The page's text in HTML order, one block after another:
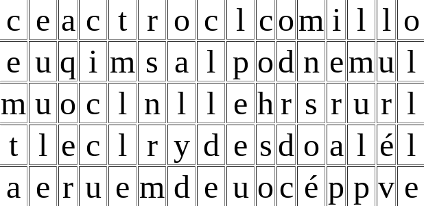
c e a c t r o c l com i l l o
e u q i m s a l p od n emu l
m u o c l n l l e h r s r u r l
t l e c l r y d e s d o a l é l
a e r u e m d e u oc é p p v e